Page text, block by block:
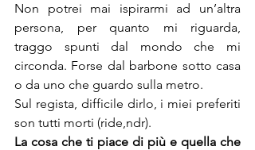
Non potrei mai ispirarmi ad un’altra
persona, per quanto mi riguarda,
traggo spunti dal mondo che mi
circonda. Forse dal barbone sotto casa
o da uno che guardo sulla metro.
Sul regista, difficile dirlo, i miei preferiti
son tutti morti (ride,ndr).
La cosa che ti piace di più e quella che